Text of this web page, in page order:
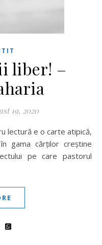
liber! –
19, 2020
gama cărților creștine
pe care pastorul